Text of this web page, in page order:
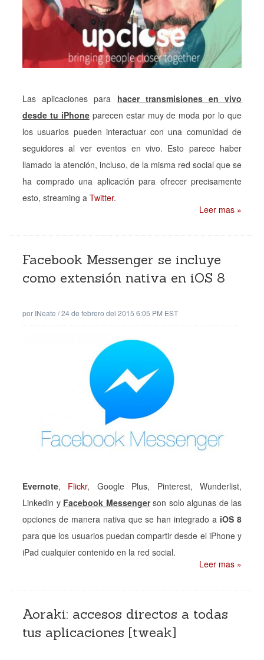
Las aplicaciones para hacer transmisiones en vivo
desde tu iPhoneparecen estar muy de moda por lo que
los usuarios pueden interactuar con una comunidad de
seguidores al ver eventos en vivo. Esto parece haber
llamado la atención, incluso, de la misma red social que se
ha comprado una aplicación para ofrecer precisamente
esto, streaming a Twitter.
Leer mas »
Facebook Messenger se incluye
como extensión nativa en iOS 8
por INeate /24 de febrero del 2015 6:05 PM EST
Evernote, Flickr, Google Plus, Pinterest, Wunderlist,
Linkedin y Facebook Messengerson solo algunas de las
opciones de manera nativa que se han integrado a iOS 8
para que los usuarios puedan compartir desde el iPhone y
iPad cualquier contenido en la red social.
Leer mas »
Aoraki: accesos directos a todas
tus aplicaciones [tweak]